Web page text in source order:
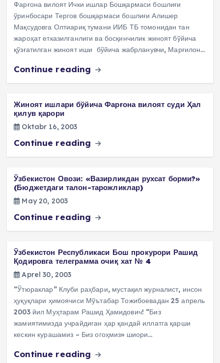
Фарғона вилоят Ички ишлар Бошқармаси бошлиғи
ўринбосари Тергов бошқармаси бошлиғи Алишер
Мақсудовга Олтиариқ тумани ИИБ ТБ томонидан тан
жароҳат етказилганлиги ва босқинчилик жиноят бўйича
қўзғатилган жиноят иши бўйича жабрланувчи, Марғилон…
Continue reading
Жиноят ишлари бўйича Фарғона вилоят суди Ҳал
қилув қарори
Oktabr 16, 2003
Continue reading
Ўзбекистон Овози: «Вазирликдан рухсат борми?»
(Бюджетдаги талон-тарожликлар)
May 20, 2003
Continue reading
Ўзбекистон Республикаси Бош прокурори Рашид
Қодировга телеграмма очиқ хат № 4
Aprel 30, 2003
“Ўтюраклар” Клуби раҳбари, мустақил журналист, инсон
ҳуқуқлари ҳимоячиси Мўътабар Тожибоевадан 25 апрель
2003 йил Муҳтарам Рашид Ҳамидович! “Биз
жамиятимизда учрайдиган ҳар қандай иллатга қарши
кескин курашамиз – Биз огоҳмиз» шиори…
Continue reading